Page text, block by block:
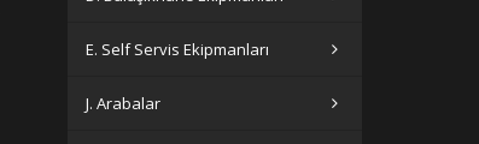
E. Self Servis Ekipmanları
J. Arabalar